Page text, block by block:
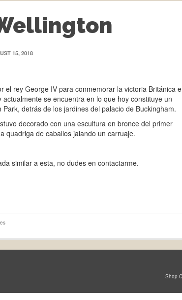
15, 2018
el rey George IV para conmemorar la victoria Británica
se encuentra en lo que hoy constituye un
detrás de los jardines del palacio de Buckingham.
decorado con una escultura en bronce del primer
quadriga de caballos jalando un carruaje.
similar a esta, no dudes en contactarme.
Shop